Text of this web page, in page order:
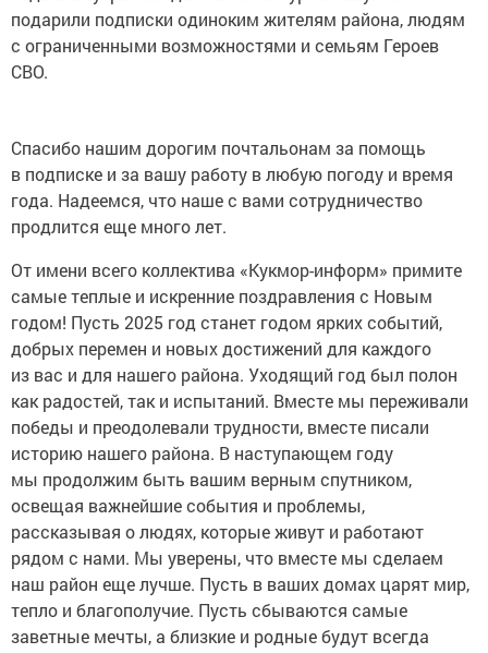
подарили подписки одиноким жителям района, людям
с ограниченными возможностями и семьям Героев
СВО.
Спасибо нашим дорогим почтальонам за помощь
в подписке и за вашу работу в любую погоду и время
года. Надеемся, что наше с вами сотрудничество
продлится еще много лет.
От имени всего коллектива «Кукмор-информ» примите
самые теплые и искренние поздравления с Новым
годом! Пусть 2025 год станет годом ярких событий,
добрых перемен и новых достижений для каждого
из вас и для нашего района. Уходящий год был полон
как радостей, так и испытаний. Вместе мы переживали
победы и преодолевали трудности, вместе писали
историю нашего района. В наступающем году
мы продолжим быть вашим верным спутником,
освещая важнейшие события и проблемы,
рассказывая о людях, которые живут и работают
рядом с нами. Мы уверены, что вместе мы сделаем
наш район еще лучше. Пусть в ваших домах царят мир,
тепло и благополучие. Пусть сбываются самые
заветные мечты, а близкие и родные будут всегда